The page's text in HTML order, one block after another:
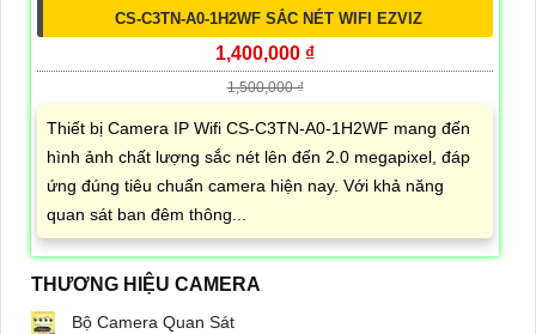
CS-C3TN-A0-1H2WF SẮC NÉT WIFI EZVIZ
1,400,000 ₫
1,500,000 ₫
Thiết bị Camera IP Wifi CS-C3TN-A0-1H2WF mang đến
hình ảnh chất lượng sắc nét lên đến 2.0 megapixel, đáp
ứng đúng tiêu chuẩn camera hiện nay. Với khả năng
quan sát ban đêm thông...
THƯƠNG HIỆU CAMERA
Bộ Camera Quan Sát